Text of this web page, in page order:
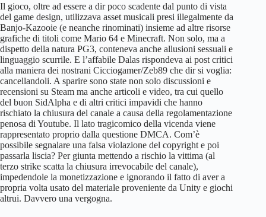
Il gioco, oltre ad essere a dir poco scadente dal punto di vista
del game design, utilizzava asset musicali presi illegalmente da
Banjo-Kazooie (e neanche rinominati) insieme ad altre risorse
grafiche di titoli come Mario 64 e Minecraft. Non solo, ma a
dispetto della natura PG3, conteneva anche allusioni sessuali e
linguaggio scurrile. E l’affabile Dalas rispondeva ai post critici
alla maniera dei nostrani Cicciogamer/Zeb89 che dir si voglia:
cancellandoli. A sparire sono state non solo discussioni e
recensioni su Steam ma anche articoli e video, tra cui quello
del buon SidAlpha e di altri critici impavidi che hanno
rischiato la chiusura del canale a causa della regolamentazione
penosa di Youtube. Il lato tragicomico della vicenda viene
rappresentato proprio dalla questione DMCA. Com’è
possibile segnalare una falsa violazione del copyright e poi
passarla liscia? Per giunta mettendo a rischio la vittima (al
terzo strike scatta la chiusura irrevocabile del canale),
impedendole la monetizzazione e ignorando il fatto di aver a
propria volta usato del materiale proveniente da Unity e giochi
altrui. Davvero una vergogna.